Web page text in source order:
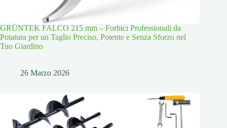
GRÜNTEK FALCO 215 mm – Forbici Professionali da
Potatura per un Taglio Preciso, Potente e Senza Sforzo nel
Tuo Giardino
26 Marzo 2026